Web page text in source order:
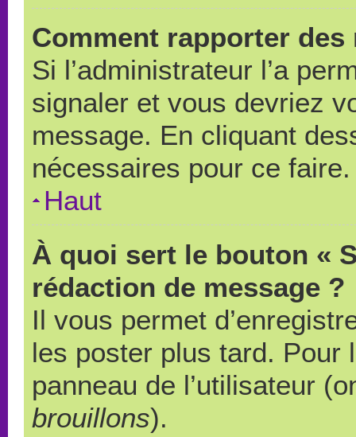
Comment rapporter
Si l’administrateur l’a
signaler et vous devriez
message. En cliquant
nécessaires pour ce faire.
Haut
À quoi sert le bouton «
rédaction de message ?
Il vous permet
les poster plus tard. Pour
panneau de l’utilisateur
brouillons).